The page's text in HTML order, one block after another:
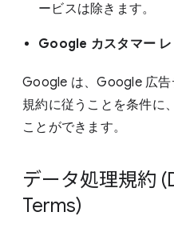
ービスは除きます。
Google カスタマー レ
Google は、Google 広告
規約に従うことを条件に
ことができます。
データ処理規約
Terms)